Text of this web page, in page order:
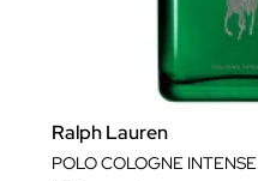
Ralph Lauren
POLO COLOGNE INTENSE